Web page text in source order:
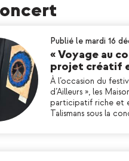
Publié le mardi 16
« Voyage au
projet créatif
À l’occasion du
d’Ailleurs », les
participatif riche et
Talismans sous la